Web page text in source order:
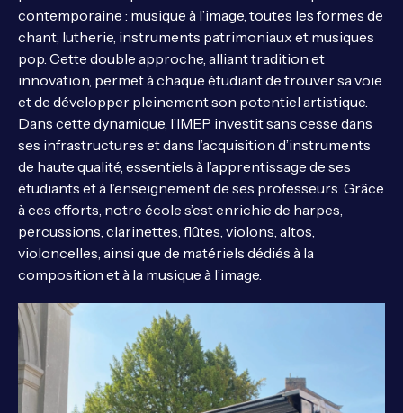
contemporaine : musique à l’image, toutes les formes de
chant, lutherie, instruments patrimoniaux et musiques
pop. Cette double approche, alliant tradition et
innovation, permet à chaque étudiant de trouver sa voie
et de développer pleinement son potentiel artistique.
Dans cette dynamique, l’IMEP investit sans cesse dans
ses infrastructures et dans l’acquisition d’instruments
de haute qualité, essentiels à l’apprentissage de ses
étudiants et à l’enseignement de ses professeurs. Grâce
à ces efforts, notre école s’est enrichie de harpes,
percussions, clarinettes, flûtes, violons, altos,
violoncelles, ainsi que de matériels dédiés à la
composition et à la musique à l’image.